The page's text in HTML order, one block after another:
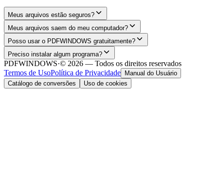
Meus arquivos estão seguros?
Meus arquivos saem do meu computador?
Posso usar o PDFWINDOWS gratuitamente?
Preciso instalar algum programa?
PDFWINDOWS·© 2026 — Todos os direitos reservados
Termos de UsoPolítica de Privacidade Manual do Usuário
Catálogo de conversões
Uso de cookies